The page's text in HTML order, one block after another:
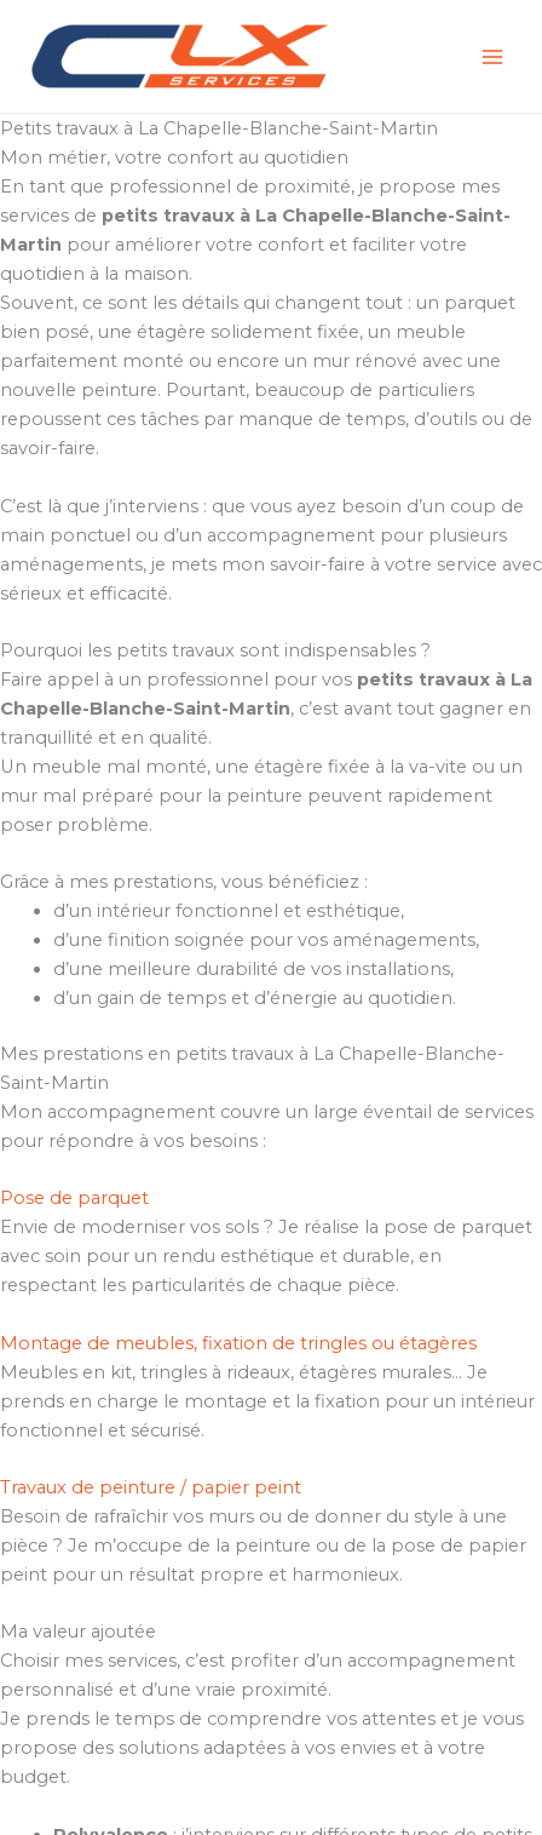
contenu
Petits travaux à La Chapelle-Blanche-Saint-Martin
Mon métier, votre confort au quotidien
En tant que professionnel de proximité, je propose mes
services de petits travaux à La Chapelle-Blanche-Saint-
Martin pour améliorer votre confort et faciliter votre
quotidien à la maison.
Souvent, ce sont les détails qui changent tout : un parquet
bien posé, une étagère solidement fixée, un meuble
parfaitement monté ou encore un mur rénové avec une
nouvelle peinture. Pourtant, beaucoup de particuliers
repoussent ces tâches par manque de temps, d’outils ou de
savoir-faire.
C’est là que j’interviens : que vous ayez besoin d’un coup de
main ponctuel ou d’un accompagnement pour plusieurs
aménagements, je mets mon savoir-faire à votre service avec
sérieux et efficacité.
Pourquoi les petits travaux sont indispensables ?
Faire appel à un professionnel pour vos petits travaux à La
Chapelle-Blanche-Saint-Martin, c’est avant tout gagner en
tranquillité et en qualité.
Un meuble mal monté, une étagère fixée à la va-vite ou un
mur mal préparé pour la peinture peuvent rapidement
poser problème.
Grâce à mes prestations, vous bénéficiez :
d’un intérieur fonctionnel et esthétique,
d’une finition soignée pour vos aménagements,
d’une meilleure durabilité de vos installations,
d’un gain de temps et d’énergie au quotidien.
Mes prestations en petits travaux à La Chapelle-Blanche-
Saint-Martin
Mon accompagnement couvre un large éventail de services
pour répondre à vos besoins :
Pose de parquet
Envie de moderniser vos sols ? Je réalise la pose de parquet
avec soin pour un rendu esthétique et durable, en
respectant les particularités de chaque pièce.
Montage de meubles, fixation de tringles ou étagères
Meubles en kit, tringles à rideaux, étagères murales… Je
prends en charge le montage et la fixation pour un intérieur
fonctionnel et sécurisé.
Travaux de peinture / papier peint
Besoin de rafraîchir vos murs ou de donner du style à une
pièce ? Je m’occupe de la peinture ou de la pose de papier
peint pour un résultat propre et harmonieux.
Ma valeur ajoutée
Choisir mes services, c’est profiter d’un accompagnement
personnalisé et d’une vraie proximité.
Je prends le temps de comprendre vos attentes et je vous
propose des solutions adaptées à vos envies et à votre
budget.